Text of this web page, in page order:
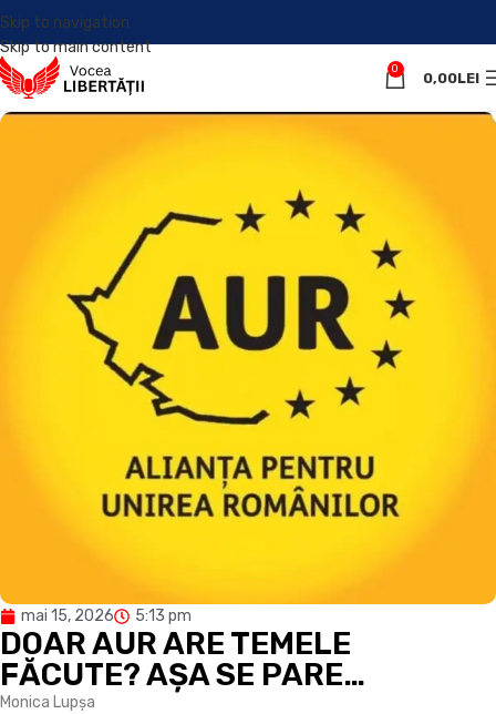
Skip to navigation
Skip to main content
0
0,00LEI
mai 15, 2026 5:13 pm
DOAR AUR ARE TEMELE
FĂCUTE? AȘA SE PARE…
Monica Lupșa